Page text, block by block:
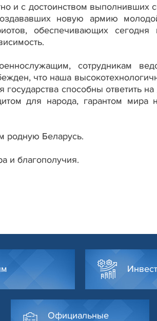
и с достоинством выполнивших
новую армию
обеспечивающих
сотрудникам
что наша
государства способны ответить
для народа, гарантом мира
родную Беларусь.
и благополучия.
Официальные